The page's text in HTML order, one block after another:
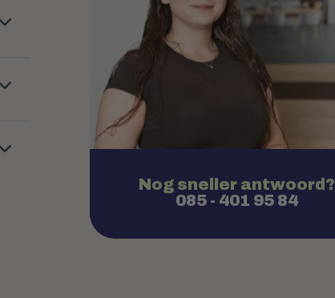
Nog sneller antwoord?
085 - 401 95 84